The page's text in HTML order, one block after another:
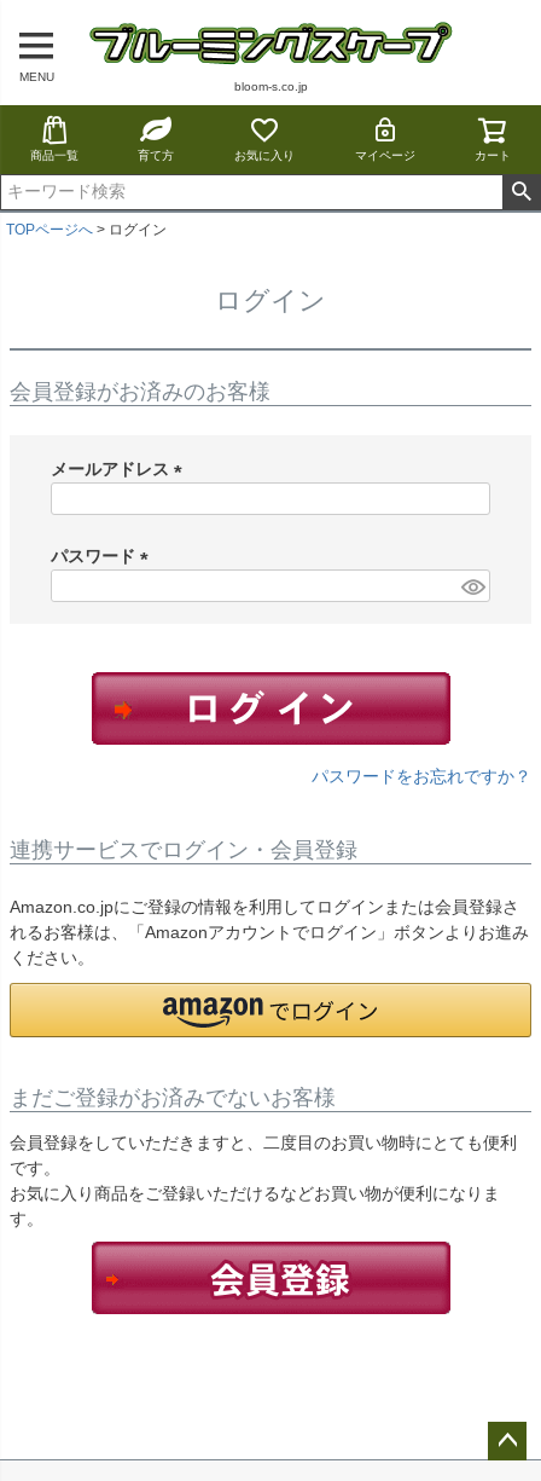
MENU
bloom-s.co.jp
商品一覧 育て方 お気に入り マイページ カート
TOPページへ ログイン
ログイン
会員登録がお済みのお客様
メールアドレス
)
パスワード
パスワードをお忘れですか？
連携サービスでログイン・会員登録
Amazon.co.jpにご登録の情報を利用してログインまたは会員登録さ
れるお客様は、「Amazonアカウントでログイン」ボタンよりお進み
ください。
まだご登録がお済みでないお客様
会員登録をしていただきますと、二度目のお買い物時にとても便利
です。
お気に入り商品をご登録いただけるなどお買い物が便利になりま
す。